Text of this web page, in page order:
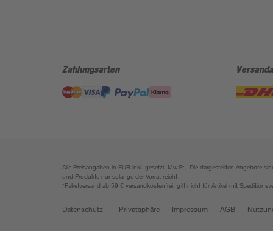
Zahlungsarten
Alle Preisangaben in EUR inkl. gesetzl. MwSt.. Die dargestellten Angebote
und Produkte nur solange der Vorrat reicht.
*Paketversand ab 59 € versandkostenfrei, gilt nicht für Artikel mit
Datenschutz Privatsphäre Impressum AGB